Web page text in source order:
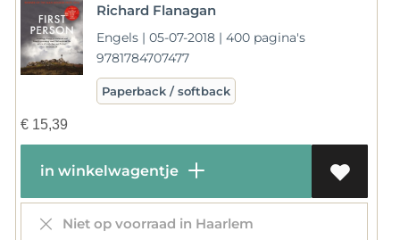
Richard Flanagan
Engels | 05-07-2018 | 400 pagina's
9781784707477
Paperback / softback
€15,39
in winkelwagentje
Niet op voorraad in Haarlem